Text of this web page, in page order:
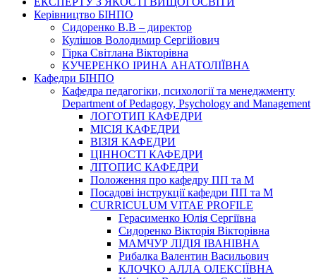
Керівництво БІНПО
Сидоренко В.В – директор
Кулішов Володимир Сергійович
Гірка Світлана Вікторівна
КУЧЕРЕНКО ІРИНА АНАТОЛІЇВНА
Кафедри БІНПО
Кафедра педагогіки, психології та менеджменту
Department of Pedagogy, Psychology and Management
ЛОГОТИП КАФЕДРИ
МІСІЯ КАФЕДРИ
ВІЗІЯ КАФЕДРИ
ЦІННОСТІ КАФЕДРИ
ЛІТОПИС КАФЕДРИ
Положення про кафедру ПП та М
Посадові інструкції кафедри ПП та М
CURRICULUM VITAE PROFILE
Герасименко Юлія Сергіївна
Сидоренко Вікторія Вікторівна
МАМЧУР ЛІДІЯ ІВАНІВНА
Рибалка Валентин Васильович
КЛОЧКО АЛЛА ОЛЕКСІЇВНА